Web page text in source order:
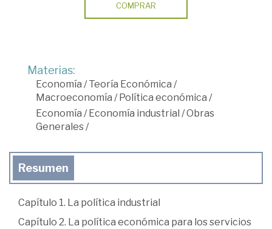
COMPRAR
Materias:
Economía /Teoría Económica /
Macroeconomía / Política económica /
Economía / Economía industrial /Obras
Generales/
Resumen
Capítulo 1. La política industrial
Capítulo 2. La política económica para los servicios